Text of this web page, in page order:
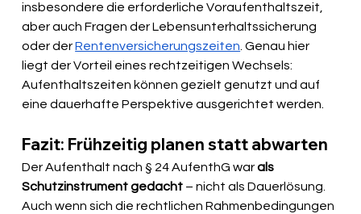
insbesondere die erforderliche Voraufenthaltszeit,
aber auch Fragen der Lebensunterhaltssicherung
oder der Rentenversicherungszeiten. Genau hier
liegt der Vorteil eines rechtzeitigen Wechsels:
Aufenthaltszeiten können gezielt genutzt und auf
eine dauerhafte Perspektive ausgerichtet werden.
Fazit: Frühzeitig planen statt abwarten
Der Aufenthalt nach § 24 AufenthG war als
Schutzinstrument gedacht – nicht als Dauerlösung.
Auch wenn sich die rechtlichen Rahmenbedingungen